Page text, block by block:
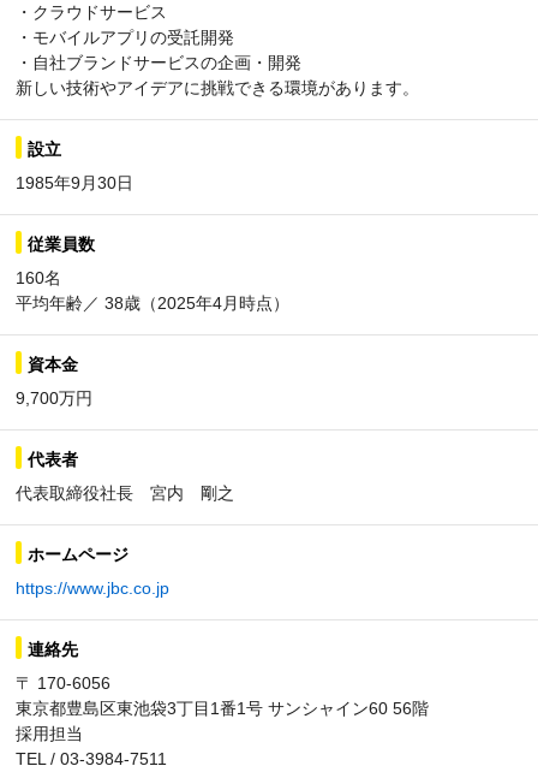
・クラウドサービス
・モバイルアプリの受託開発
・自社ブランドサービスの企画・開発
新しい技術やアイデアに挑戦できる環境があります。
設立
1985年9月30日
従業員数
160名
平均年齢／ 38歳（2025年4月時点）
資本金
9,700万円
代表者
代表取締役社長 宮内 剛之
ホームページ
https://www.jbc.co.jp
連絡先
〒 170-6056
東京都豊島区東池袋3丁目1番1号 サンシャイン60 56階
採用担当
TEL / 03-3984-7511